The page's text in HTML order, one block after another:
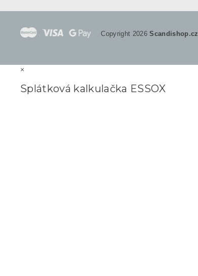
Copyright 2026Scandishop.cz
×
Splátková kalkulačka ESSOX